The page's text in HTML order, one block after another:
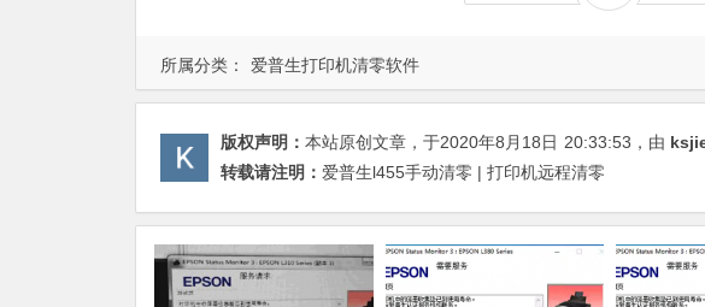
所属分类： 爱普生打印机清零软件
版权声明： 本站原创文章，于2020年8月18日 20:33:53 ，由
转载请注明： 爱普生l455手动清零 | 打印机远程清零